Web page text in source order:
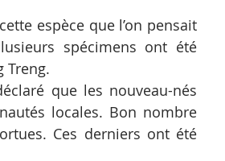
espèce que l’on pensait
spécimens ont été
Treng.
que les nouveau-nés
locales. Bon nombre
Ces derniers ont été